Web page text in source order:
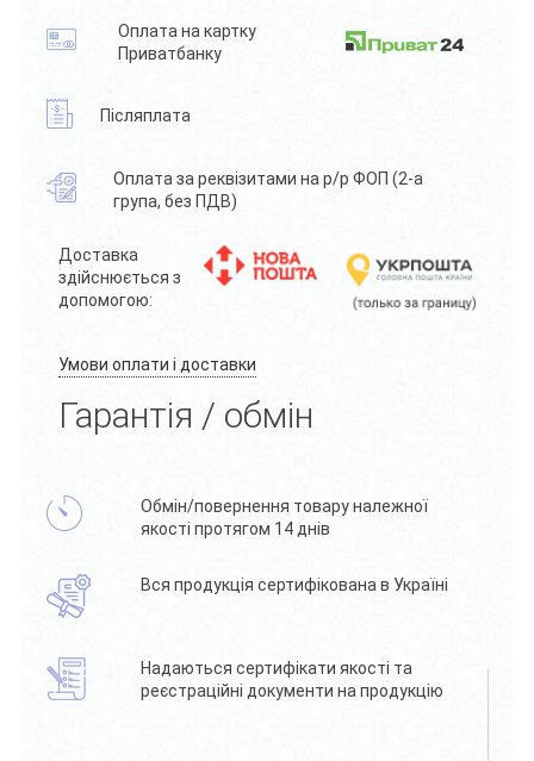
Оплата на картку
Приватбанку
Післяплата
Оплата за реквізитами на р/р ФОП (2-а
група, без ПДВ)
Доставка
здійснюється з
допомогою:
Умови оплати і доставки
Гарантія / обмін
Обмін/повернення товару належної
якості протягом 14 днів
Вся продукція сертифікована в Україні
Надаються сертифікати якості та
реєстраційні документи на продукцію